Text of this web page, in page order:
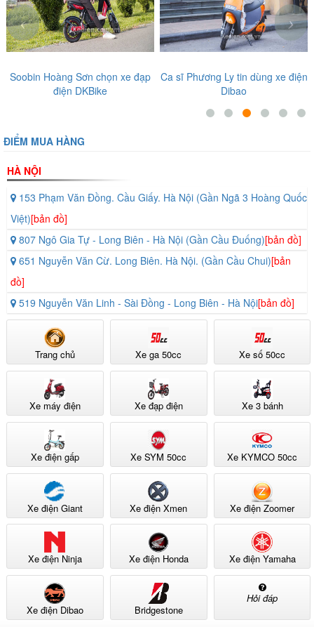
Soobin Hoàng Sơn chọn xe đạp
điện DKBike
Ca sĩ Phương Ly tin dùng xe điện
Dibao
‹ ›
ĐIỂM MUA HÀNG
HÀ NỘI
153 Phạm Văn Đồng. Cầu Giấy. Hà Nội (Gần Ngã 3 Hoàng Quốc
Việt)[bản đồ]
807 Ngô Gia Tự - Long Biên - Hà Nội (Gần Cầu Đuống)[bản đồ]
651 Nguyễn Văn Cừ. Long Biên. Hà Nội. (Gần Cầu Chui)[bản
đồ]
519 Nguyễn Văn Linh - Sài Đồng - Long Biên - Hà Nội[bản đồ]
Trang chủ Xe ga 50cc Xe số 50cc
Xe máy điện Xe đạp điện Xe 3 bánh
Xe điện gấp Xe SYM 50cc Xe KYMCO 50cc
Xe điện Giant Xe điện Xmen Xe điện Zoomer
Xe điện Ninja Xe điện Honda Xe điện Yamaha
Xe điện Dibao Bridgestone
Hỏi đáp